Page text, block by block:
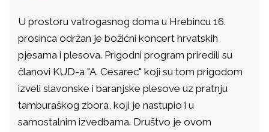
U prostoru vatrogasnog doma u Hrebincu 16.
prosinca održan je božićni koncert hrvatskih
pjesama i plesova. Prigodni program priredili su
članovi KUD-a "A. Cesarec" koji su tom prigodom
izveli slavonske i baranjske plesove uz pratnju
tamburaškog zbora, koji je nastupio i u
samostalnim izvedbama. Društvo je ovom